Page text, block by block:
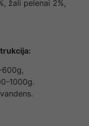
žali pelenai 2%,
600g,
1000g.